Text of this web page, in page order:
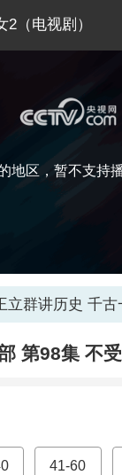
2（电视剧）
地区，暂不支持
立群讲历史 千古
第98集 不
41-60